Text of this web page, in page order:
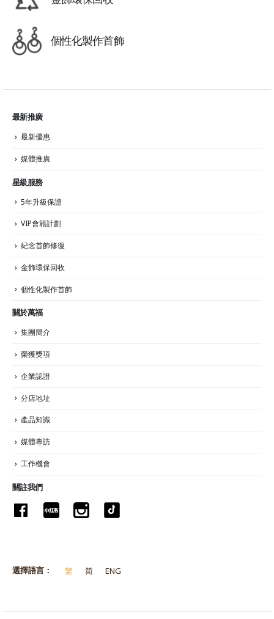
個性化製作首飾
最新推廣
最新優惠
媒體推廣
星級服務
5年升級保證
VIP會籍計劃
紀念首飾修復
金飾環保回收
個性化製作首飾
關於萬福
集團簡介
榮獲獎項
企業認證
分店地址
產品知識
媒體專訪
工作機會
關註我們
選擇語言： 繁 简 ENG